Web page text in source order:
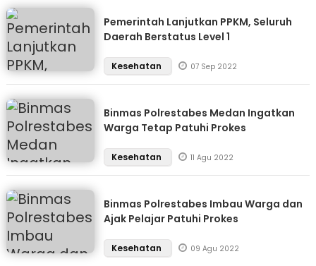
Pemerintah Lanjutkan PPKM, Seluruh
Daerah Berstatus Level 1
Kesehatan 07 Sep 2022
Binmas Polrestabes Medan Ingatkan
Warga Tetap Patuhi Prokes
Kesehatan 11 Agu 2022
Binmas Polrestabes Imbau Warga dan
Ajak Pelajar Patuhi Prokes
Kesehatan 09 Agu 2022